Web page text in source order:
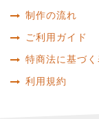
制作の流れ
ご利用ガイド
特商法に基づ
利用規約